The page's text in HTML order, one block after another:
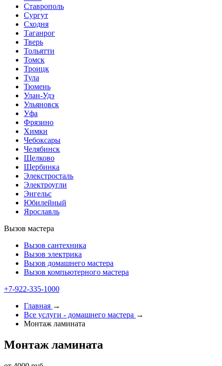
Ставрополь
Сургут
Сходня
Таганрог
Тверь
Тольятти
Томск
Троицк
Тула
Тюмень
Улан-Удэ
Ульяновск
Уфа
Фрязино
Химки
Чебоксары
Челябинск
Щелково
Щербинка
Элекстросталь
Электроугли
Энгельс
Юбилейный
Ярославль
Вызов мастера
Вызов сантехника
Вызов электрика
Вызов домашнего мастера
Вызов компьютерного мастера
+7-922-335-1000
Главная →
Все услуги - домашнего мастера →
Монтаж ламината
Монтаж ламината